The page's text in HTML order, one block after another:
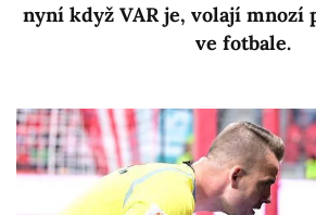
nyní když VAR je, volají mnozí
ve fotbale.